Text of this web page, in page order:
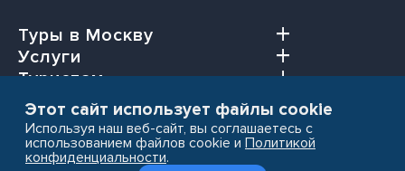
Туры в Москву
Услуги
Туристам
Агентствам
Этот сайт использует файлы cookie
Используя наш веб-сайт, вы соглашаетесь с
использованием файлов cookie и Политикой
конфиденциальности.